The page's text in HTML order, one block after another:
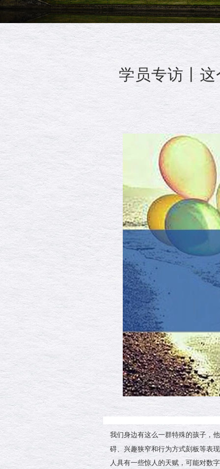
学员专访丨
我们身边有这么一群特殊的孩子，
碍、兴趣狭窄和行为方式刻板等表
人具有一些惊人的天赋，可能对数